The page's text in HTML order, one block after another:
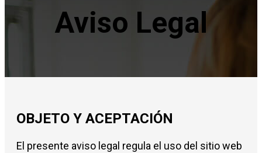
Aviso Legal
OBJETO Y ACEPTACIÓN
El presente aviso legal regula el uso del sitio web